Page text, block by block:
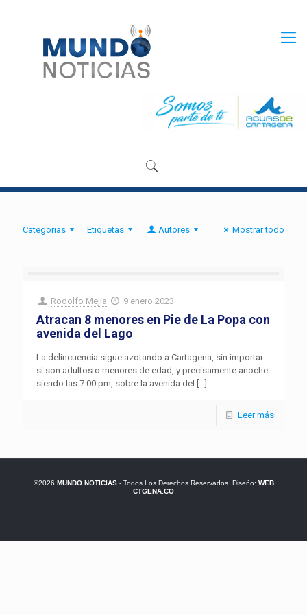
Categorias Etiquetas Autores Mostrar todo
Rodolfo Mejia 9 enero 2023
Atracan 8 menores en Pie de La Popa con
avenida del Lago
La delincuencia sigue azotando a Cartagena, sin importar
si son adultos o menores de edad, y precisamente anoche
siendo las 7:00 pm, sobre la avenida del
[…]
Leer más
©2026 MUNDO NOTICIAS- Todos Los Derechos Reservados. Diseño: WEB
CTGENA.CO